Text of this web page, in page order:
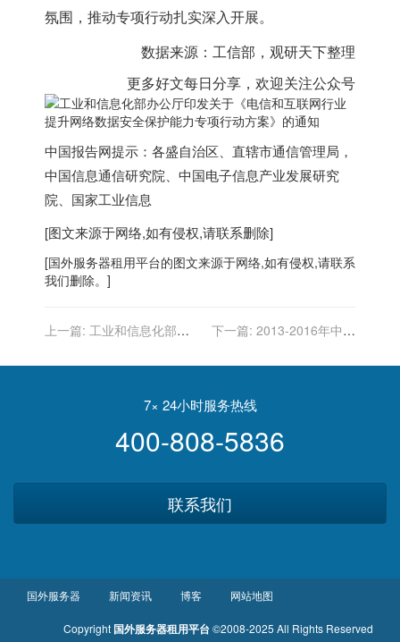
氛围，推动专项行动扎实深入开展。
数据来源：工信部，观研天下整理
更多好文每日分享，欢迎关注公众号
中国报告网提示：各盛自治区、直辖市通信管理局，
中国信息通信研究院、中国电子信息产业发展研究
院、国家工业信息
[图文来源于网络,如有侵权,请联系删除]
[国外服务器租用平台的图文来源于网络,如有侵权,请联系
我们删除。]
上一篇: 工业和信息化部办
息技术支撑服务疫情防控和
下一篇: 2013-2016年中国
管情况、法律法规及行业政
7× 24小时服务热线
400-808-5836
联系我们
国外服务器 新闻资讯 博客 网站地图
Copyright 国外服务器租用平台©2008-2025 All Rights Reserved